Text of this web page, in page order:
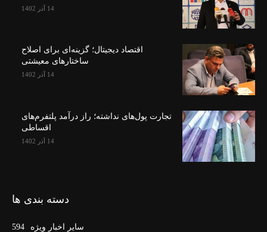
14 آذر 1402
اقتصاد دیجیتال؛ گزینه‌ای برای اصلاح
ساختارهای معیشتی
14 آذر 1402
تجارت پول‌های نداشته؛ راز درآمد پلتفرم‌های
اقساطی
14 آذر 1402
دسته بندی ها
سایر اخبار ویژه
594